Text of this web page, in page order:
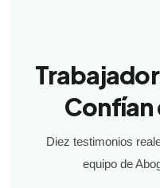
Confían
Diez testimonios
equipo de